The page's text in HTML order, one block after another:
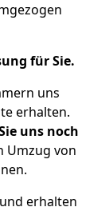
für Sie.
uns
erhalten.
uns noch
Umzug von
erhalten